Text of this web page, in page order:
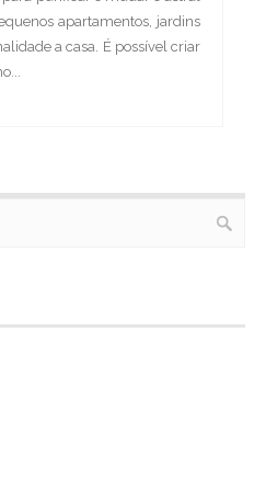
apartamentos, jardins
a casa. É possível criar